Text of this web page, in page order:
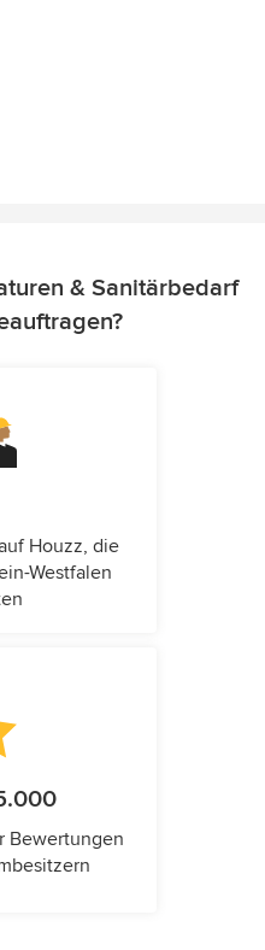
& Sanitärbedarf
Houzz, die
Westfalen
Bewertungen